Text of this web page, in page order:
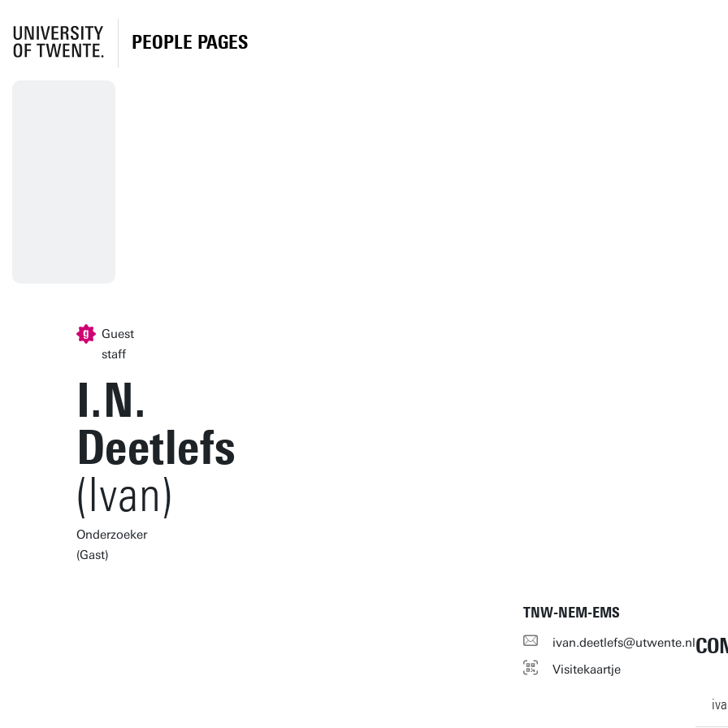
PEOPLE PAGES
Guest
staff
I.N.
Deetlefs
(Ivan)
Onderzoeker
(Gast)
TNW-NEM-EMS
ivan.deetlefs@utwente.nl
Visitekaartje